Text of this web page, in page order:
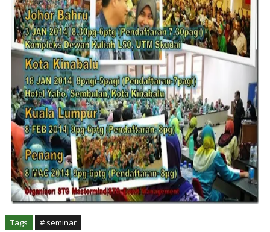
Tags # seminar